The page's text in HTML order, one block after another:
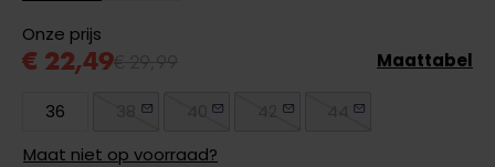
Onze prijs
€ 22,49
36
Maat niet op voorraad?
Maattabel